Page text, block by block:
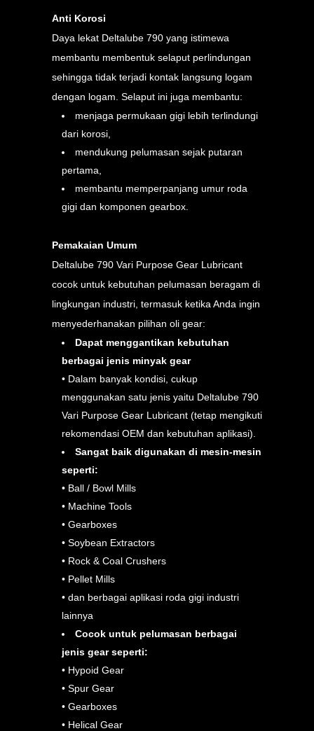
Anti Korosi
Daya lekat Deltalube 790 yang istimewa
membantu membentuk selaput perlindungan
sehingga tidak terjadi kontak langsung logam
dengan logam. Selaput ini juga membantu:
menjaga permukaan gigi lebih terlindungi
dari korosi,
mendukung pelumasan sejak putaran
pertama,
membantu memperpanjang umur roda
gigi dan komponen gearbox.
Pemakaian Umum
Deltalube 790 Vari Purpose Gear Lubricant
cocok untuk kebutuhan pelumasan beragam di
lingkungan industri, termasuk ketika Anda ingin
menyederhanakan pilihan oli gear:
Dapat menggantikan kebutuhan
berbagai jenis minyak gear
• Dalam banyak kondisi, cukup
menggunakan satu jenis yaitu Deltalube 790
Vari Purpose Gear Lubricant (tetap mengikuti
rekomendasi OEM dan kebutuhan aplikasi).
Sangat baik digunakan di mesin-mesin
seperti:
• Ball / Bowl Mills
• Machine Tools
• Gearboxes
• Soybean Extractors
• Rock & Coal Crushers
• Pellet Mills
• dan berbagai aplikasi roda gigi industri
lainnya
Cocok untuk pelumasan berbagai
jenis gear seperti:
• Hypoid Gear
• Spur Gear
• Gearboxes
• Helical Gear